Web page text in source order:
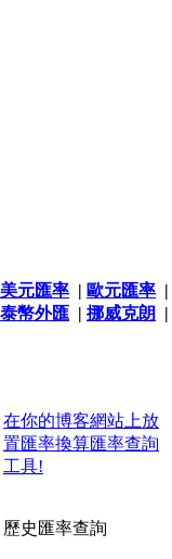
美元匯率 | 歐元匯率 |
泰幣外匯 | 挪威克朗 |
在你的博客網站上放
置匯率換算匯率查詢
工具!
歷史匯率查詢